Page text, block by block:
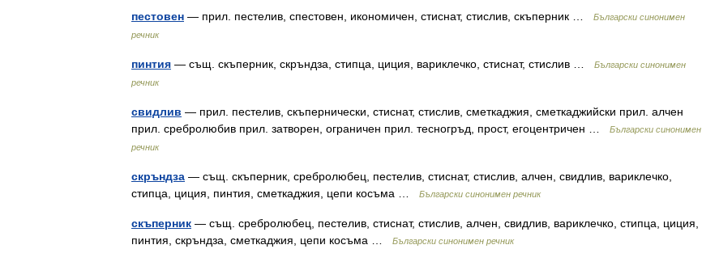
пестовен — прил. пестелив, спестовен, икономичен, стиснат, стислив, скъперник …
Български синонимен
речник
пинтия — същ. скъперник, скръндза, стипца, циция, вариклечко, стиснат, стислив …
Български синонимен
речник
свидлив — прил. пестелив, скъпернически, стиснат, стислив, сметкаджия, сметкаджийски прил. алчен
прил. сребролюбив прил. затворен, ограничен прил. тесногръд, прост, егоцентричен …
Български синонимен
речник
скръндза — същ. скъперник, сребролюбец, пестелив, стиснат, стислив, алчен, свидлив, вариклечко,
стипца, циция, пинтия, сметкаджия, цепи косъма …
Български синонимен речник
скъперник — същ. сребролюбец, пестелив, стиснат, стислив, алчен, свидлив, вариклечко, стипца, циция,
пинтия, скръндза, сметкаджия, цепи косъма …
Български синонимен речник